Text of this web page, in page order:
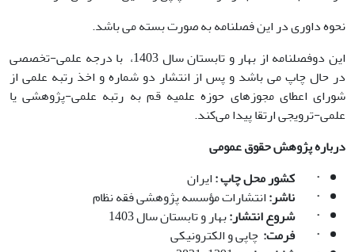
نحوه داوری در این فصلنامه به صورت بسته می باشد.
این دوفصلنامه از بهار و تابستان سال 1403، با درجه علمی-تخصصی
در حال چاپ می باشد و پس از انتشار دو شماره و اخذ رتبه علمی از
شورای اعطای مجوزهای حوزه علمیه قم به رتبه علمی-پژوهشی یا
علمی-ترویجی ارتقا پیدا می‌کند.
درباره پژوهش حقوق عمومی
· کشور محل چاپ :ایران
· ناشر:انتشارات مؤسسه پژوهشی فقه نظام
· شروع انتشار:بهار و تابستان سال 1403
·فرمت: چاپی و الکترونیکی